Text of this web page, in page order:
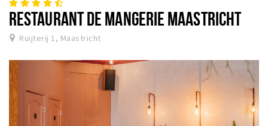
RESTAURANT DE MANGERIE MAASTRICHT
Ruijterij 1, Maastricht